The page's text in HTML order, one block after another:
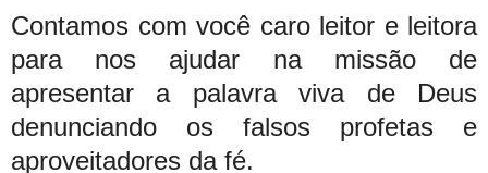
Contamos com você caro leitor e leitora
para nos ajudar na missão de
apresentar a palavra viva de Deus
denunciando os falsos profetas e
aproveitadores da fé.